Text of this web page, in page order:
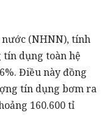
nước (NHNN), tính
tín dụng toàn hệ
Điều này đồng
tín dụng bơm ra
160.600 tỉ